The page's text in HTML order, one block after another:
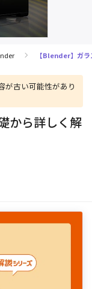
【Blender】ガ
が古い可能性があり
から詳しく解